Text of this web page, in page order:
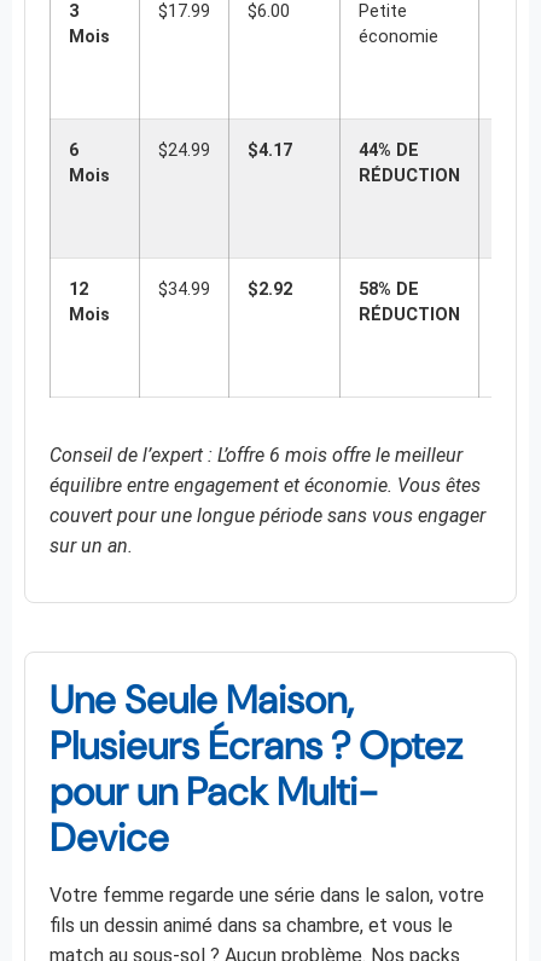
3
Mois
$17.99 $6.00
Petite
économie
6
Mois
$24.99 $4.17
44% DE
RÉDUCTION
12
Mois
$34.99 $2.92
58% DE
RÉDUCTION
Conseil de l’expert : L’offre 6 mois offre le meilleur
équilibre entre engagement et économie. Vous êtes
couvert pour une longue période sans vous engager
sur un an.
Une Seule Maison,
Plusieurs Écrans ? Optez
pour un Pack Multi-
Device
Votre femme regarde une série dans le salon, votre
fils un dessin animé dans sa chambre, et vous le
match au sous-sol ? Aucun problème. Nos packs